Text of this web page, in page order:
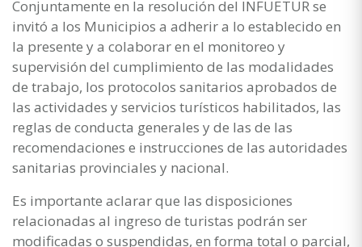
Conjuntamente en la resolución del INFUETUR se
invitó a los Municipios a adherir a lo establecido en
la presente y a colaborar en el monitoreo y
supervisión del cumplimiento de las modalidades
de trabajo, los protocolos sanitarios aprobados de
las actividades y servicios turísticos habilitados, las
reglas de conducta generales y de las de las
recomendaciones e instrucciones de las autoridades
sanitarias provinciales y nacional.
Es importante aclarar que las disposiciones
relacionadas al ingreso de turistas podrán ser
modificadas o suspendidas, en forma total o parcial,